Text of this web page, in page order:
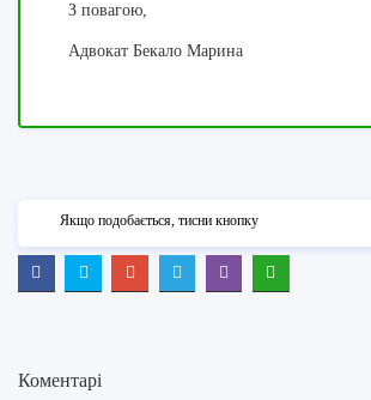
З повагою,
Адвокат Бекало Марина
Якщо подобається, тисни кнопку
Коментарі